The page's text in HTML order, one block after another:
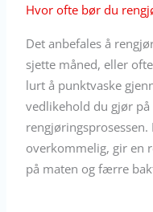
Hvor ofte bør du
Det anbefales å
sjette måned, eller
lurt å punktvaske
vedlikehold du gjør
overkommelig, gir en
på maten og færre